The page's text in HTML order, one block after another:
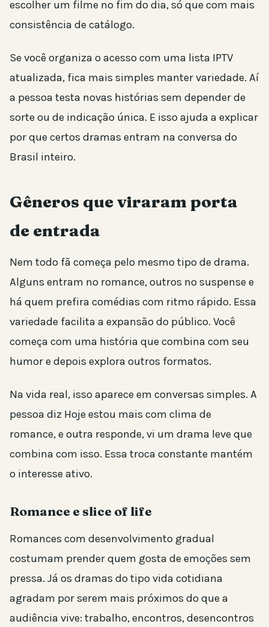
escolher um filme no fim do dia, só que com mais
consistência de catálogo.
Se você organiza o acesso com uma lista IPTV
atualizada, fica mais simples manter variedade. Aí
a pessoa testa novas histórias sem depender de
sorte ou de indicação única. E isso ajuda a explicar
por que certos dramas entram na conversa do
Brasil inteiro.
Gêneros que viraram porta
de entrada
Nem todo fã começa pelo mesmo tipo de drama.
Alguns entram no romance, outros no suspense e
há quem prefira comédias com ritmo rápido. Essa
variedade facilita a expansão do público. Você
começa com uma história que combina com seu
humor e depois explora outros formatos.
Na vida real, isso aparece em conversas simples. A
pessoa diz Hoje estou mais com clima de
romance, e outra responde, vi um drama leve que
combina com isso. Essa troca constante mantém
o interesse ativo.
Romance e slice of life
Romances com desenvolvimento gradual
costumam prender quem gosta de emoções sem
pressa. Já os dramas do tipo vida cotidiana
agradam por serem mais próximos do que a
audiência vive: trabalho, encontros, desencontros